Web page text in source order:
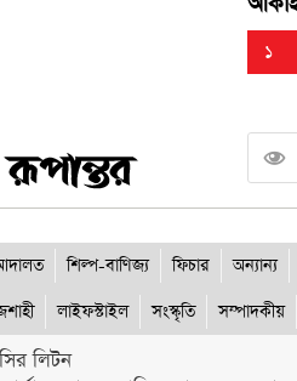
শিল্প-বাণিজ্য ফিচার অন্যান্য
লাইফস্টাইল সংস্কৃতি সম্পাদকীয়
লিটন